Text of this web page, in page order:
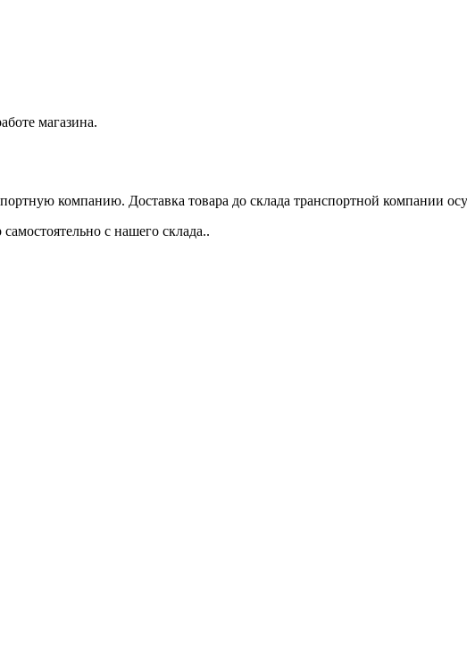
магазина.
компанию. Доставка товара до склада транспортной компании
с нашего склада..